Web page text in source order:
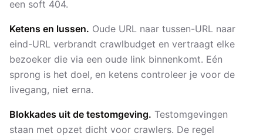
een soft 404.
Ketens en lussen. Oude URL naar tussen-URL naar
eind-URL verbrandt crawlbudget en vertraagt elke
bezoeker die via een oude link binnenkomt. Eén
sprong is het doel, en ketens controleer je voor de
livegang, niet erna.
Blokkades uit de testomgeving. Testomgevingen
staan met opzet dicht voor crawlers. De regel